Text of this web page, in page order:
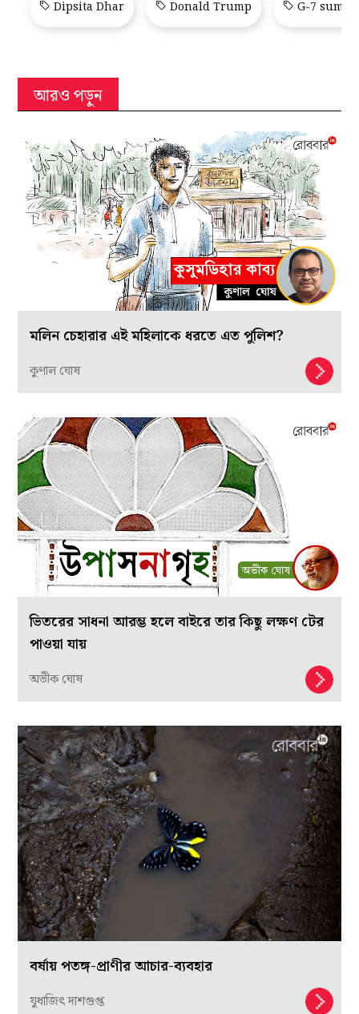
Dipsita Dhar Donald Trump G-7
আরও পড়ুন
মলিন চেহারার এই মহিলাকে ধরতে এত পুলিশ?
কুণাল ঘোষ
ভিতরের সাধনা আরম্ভ হলে বাইরে তার কিছু লক্ষণ টের
পাওয়া যায়
অভীক ঘোষ
বর্ষায় পতঙ্গ-প্রাণীর আচার-ব্যবহার
যুধাজিৎ দাশগুপ্ত